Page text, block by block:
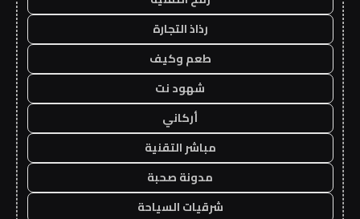
رذاذ التجارة
طعم وكيف
شهود نت
أركاني
مباشر التقنية
مدونة صحبة
شرقيات السياحة